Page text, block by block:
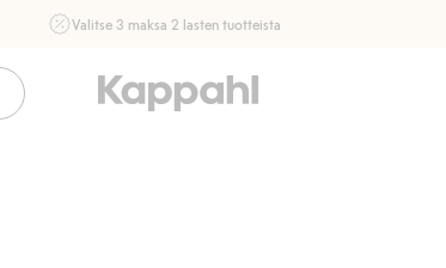
Valitse 3 maksa 2 lasten tuotteista
16.8. asti myymälässä ja verkossa. Ei voi yhdistää muihin
alennuksiin tai tarjouksiin.